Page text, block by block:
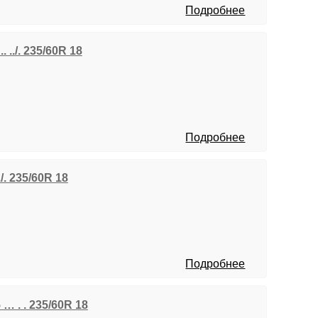
Подробнее
../. 235/60R 18
Подробнее
235/60R 18
Подробнее
. . 235/60R 18